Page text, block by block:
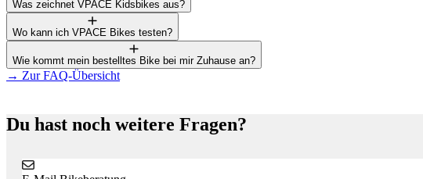
Was zeichnet VPACE Kidsbikes aus?
Wo kann ich VPACE Bikes testen?
Wie kommt mein bestelltes Bike bei mir Zuhause an?
→ Zur FAQ-Übersicht
Du hast noch weitere Fragen?